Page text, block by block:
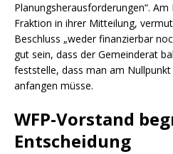
Planungsherausforderungen“.
Fraktion in ihrer Mitteilung,
Beschluss „weder finanzierbar
gut sein, dass der Gemeinderat
feststelle, dass man am
anfangen müsse.
WFP-Vorstand
Entscheidung